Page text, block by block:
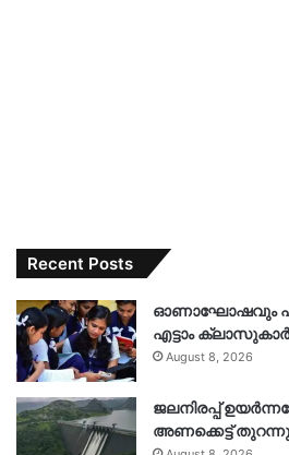
Recent Posts
ഓണാഘോഷവും
എട്ടാം
August 8, 2026
ജലനിരപ്പ്
അണക്കെട്ട് തുറന്നു